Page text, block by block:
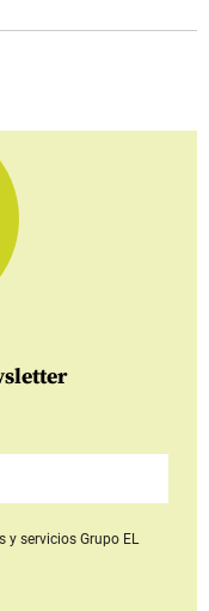
y serviciosGrupo EL